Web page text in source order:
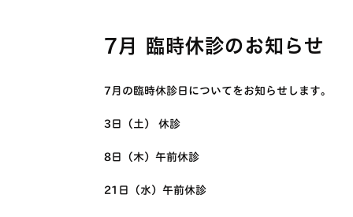
7月 臨時休診のお知らせ
7月の臨時休診日についてをお知らせします。
3日（土） 休診
8日（木）午前休診
21日（水）午前休診